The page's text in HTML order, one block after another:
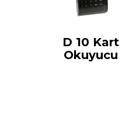
D 10 Kart
Okuyucu